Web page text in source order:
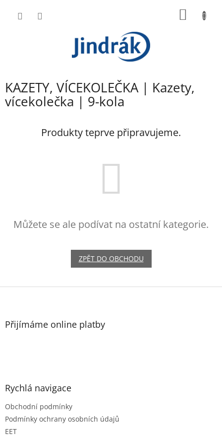
KAZETY, VÍCEKOLEČKA | Kazety,
vícekolečka | 9-kola
Produkty teprve připravujeme.
Můžete se ale podívat na ostatní kategorie.
ZPĚT DO OBCHODU
Z
Přijímáme online platby
Rychlá navigace
Obchodní podmínky
Podmínky ochrany osobních údajů
EET